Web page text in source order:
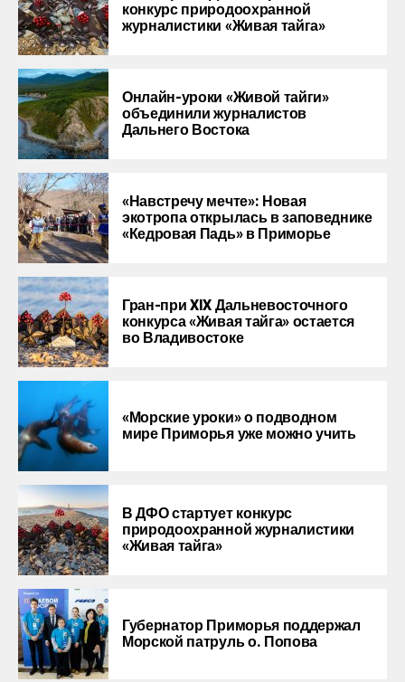
конкурс природоохранной
журналистики «Живая тайга»
Онлайн-уроки «Живой тайги»
объединили журналистов
Дальнего Востока
«Навстречу мечте»: Новая
экотропа открылась в заповеднике
«Кедровая Падь» в Приморье
Гран-при XIX Дальневосточного
конкурса «Живая тайга» остается
во Владивостоке
«Морские уроки» о подводном
мире Приморья уже можно учить
В ДФО стартует конкурс
природоохранной журналистики
«Живая тайга»
Губернатор Приморья поддержал
Морской патруль о. Попова